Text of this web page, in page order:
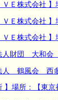
Ｅ株式会社
Ｅ株式会社
Ｅ株式会社
人財団 大和会
人 鶴風会 西多
】場所：【東